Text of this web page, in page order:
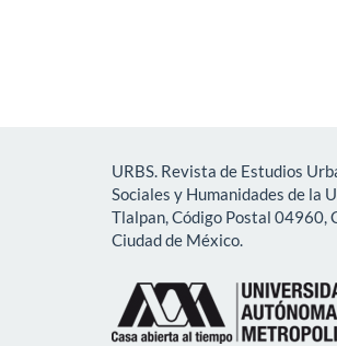
URBS. Revista de Estudios
Sociales y Humanidades de la
Tlalpan, Código Postal 04960,
Ciudad de México.